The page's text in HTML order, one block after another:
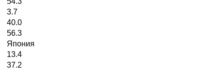
3.7
40.0
56.3
Япония
13.4
37.2